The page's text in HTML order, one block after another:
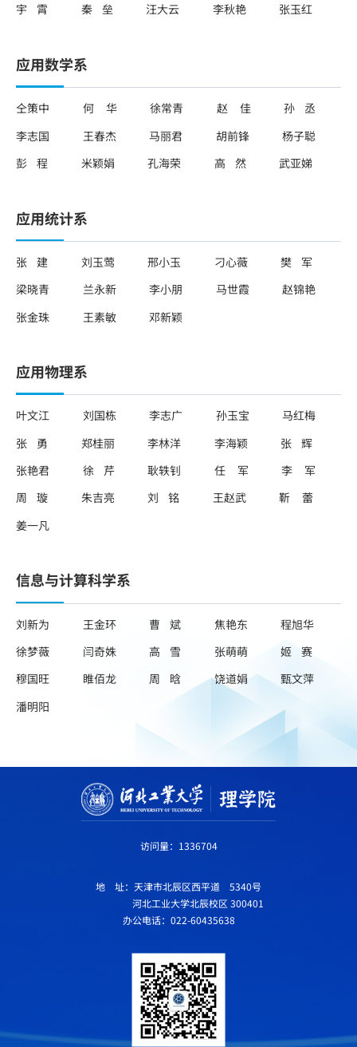
宇 霄
秦 垒 汪大云 李秋艳 张玉红
应用数学系
仝策中 何 华 徐常青 赵 佳
孙 丞
李志国
王春杰 马丽君 胡前锋
杨子聪
彭 程
米颖娟 孔海荣 高 然 武亚娣
应用统计系
张 建 刘玉莺 邢小玉 刁心薇
樊 军
梁晓青
兰永新 李小朋 马世霞
赵锦艳
张金珠
王素敏 邓新颖
应用物理系
叶文江 刘国栋 李志广 孙玉宝
马红梅
张 勇
郑桂丽 李林洋 李海颖
张 辉
张艳君
徐 芹 耿轶钊 任 军
李 军
周 璇
朱吉亮 刘 铭 王赵武
靳 蕾
姜一凡
信息与计算科学系
刘新为 王金环 曹 斌 焦艳东
程旭华
徐梦薇
闫奇姝 高 雪 张萌萌
姬 赛
穆国旺
睢佰龙 周 晗 饶道娟
甄文萍
潘明阳
访问量： 1336704
地 址：天津市北辰区西平道 5340号
河北工业大学北辰校区 300401
办公电话：022-60435638